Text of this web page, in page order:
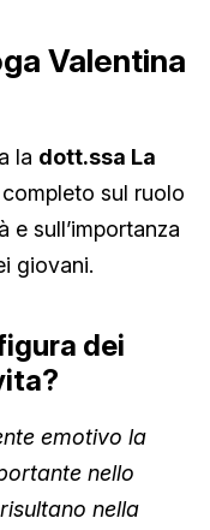
Valentina
la dott.ssa La
sul ruolo
e sull’importanza
giovani.
dei
emotivo la
nello
nella